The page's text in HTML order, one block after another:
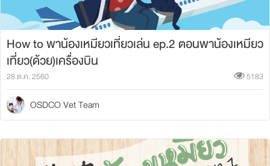
How to พาน้องเหมียวเที่ยวเล่น ep.2 ตอนพาน้องเหมียว
เที่ยว(ด้วย)เครื่องบิน
5183
28 ต.ค. 2560
OSDCO Vet Team